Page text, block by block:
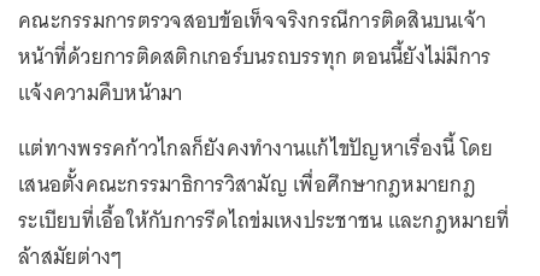
คณะกรรมการตรวจสอบข้อเท็จจริงกรณีการติดสินบนเจ้า
หน้าที่ด้วยการติดสติกเกอร์บนรถบรรทุก ตอนนี้ยังไม่มีการ
แจ้งความคืบหน้ามา
แต่ทางพรรคก้าวไกลก็ยังคงทำงานแก้ไขปัญหาเรื่องนี้ โดย
เสนอตั้งคณะกรรมาธิการวิสามัญ เพื่อศึกษากฎหมายกฎ
ระเบียบที่เอื้อให้กับการรีดไถข่มเหงประชาชน และกฎหมายที่
ล้าสมัยต่างๆ